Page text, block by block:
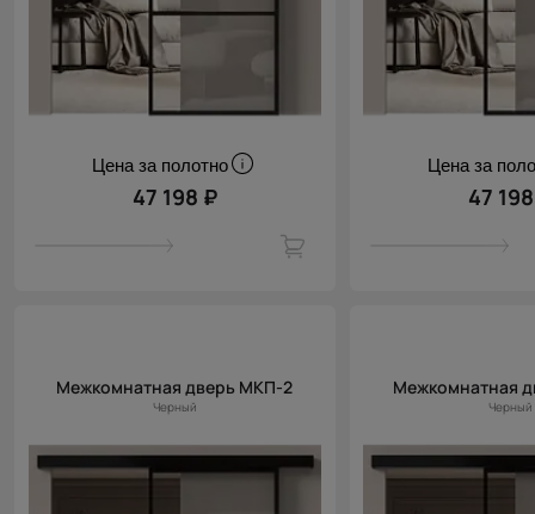
Цена за полотно
47 198 ₽
Цена за
47
Межкомнатная дверь МКП-2
Черный
Межкомнатная
Черный